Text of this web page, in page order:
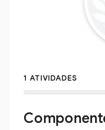
1 ATIVIDADES